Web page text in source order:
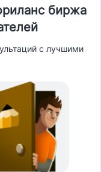
биржа
с лучшими